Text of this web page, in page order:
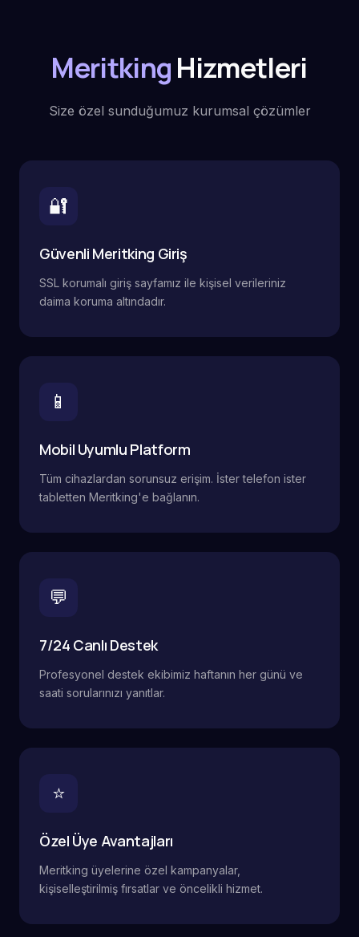
MeritkingHizmetleri
Size özel sunduğumuz kurumsal çözümler
🔐
Güvenli Meritking Giriş
SSL korumalı giriş sayfamız ile kişisel verileriniz
daima koruma altındadır.
📱
Mobil Uyumlu Platform
Tüm cihazlardan sorunsuz erişim. İster telefon ister
tabletten Meritking'e bağlanın.
💬
7/24 Canlı Destek
Profesyonel destek ekibimiz haftanın her günü ve
saati sorularınızı yanıtlar.
⭐
Özel Üye Avantajları
Meritking üyelerine özel kampanyalar,
kişiselleştirilmiş fırsatlar ve öncelikli hizmet.